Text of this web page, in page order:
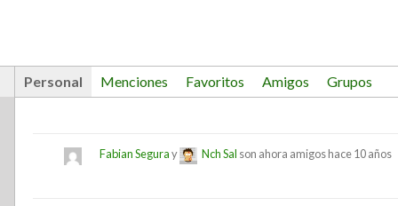
Personal Menciones Favoritos Amigos Grupos
Fabian Seguray Nch Sal son ahora amigoshace 10 años